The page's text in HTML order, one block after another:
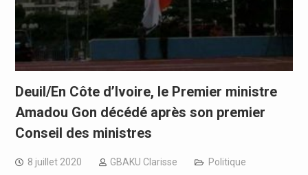
Deuil/En Côte d’Ivoire, le Premier ministre
Amadou Gon décédé après son premier
Conseil des ministres
8 juillet 2020 GBAKU Clarisse Politique